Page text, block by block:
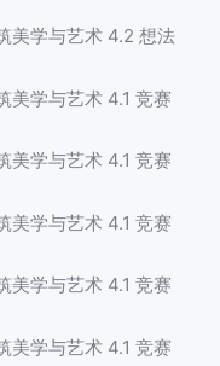
美学与艺术 4.2 想法
美学与艺术 4.1 竞赛
美学与艺术 4.1 竞赛
美学与艺术 4.1 竞赛
美学与艺术 4.1 竞赛
美学与艺术 4.1 竞赛